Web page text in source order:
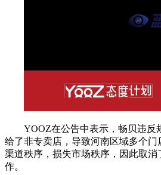
YOOZ在公告中表示，畅贝违反
给了非专卖店，导致河南区域多个
渠道秩序，损失市场秩序，因此取
作。